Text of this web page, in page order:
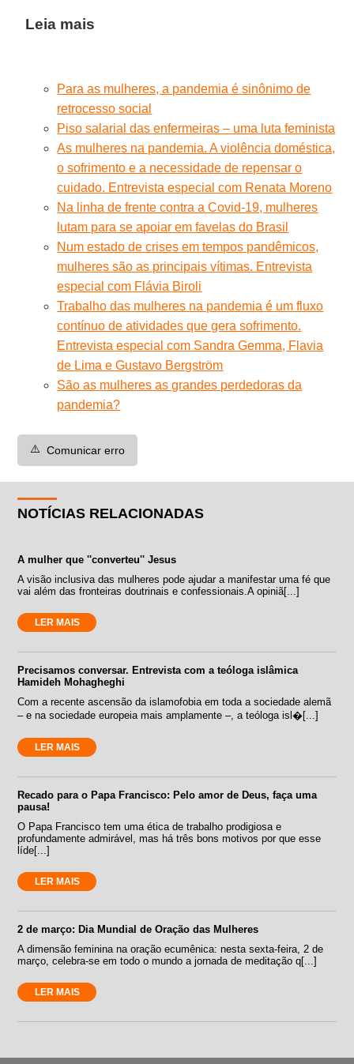
Leia mais
Para as mulheres, a pandemia é sinônimo de
retrocesso social
Piso salarial das enfermeiras – uma luta feminista
As mulheres na pandemia. A violência doméstica,
o sofrimento e a necessidade de repensar o
cuidado. Entrevista especial com Renata Moreno
Na linha de frente contra a Covid-19, mulheres
lutam para se apoiar em favelas do Brasil
Num estado de crises em tempos pandêmicos,
mulheres são as principais vítimas. Entrevista
especial com Flávia Biroli
Trabalho das mulheres na pandemia é um fluxo
contínuo de atividades que gera sofrimento.
Entrevista especial com Sandra Gemma, Flavia
de Lima e Gustavo Bergström
São as mulheres as grandes perdedoras da
pandemia?
⚠️ Comunicar erro
NOTÍCIAS RELACIONADAS
A mulher que ''converteu'' Jesus
A visão inclusiva das mulheres pode ajudar a manifestar uma fé que
vai além das fronteiras doutrinais e confessionais.A opiniã[...]
LER MAIS
Precisamos conversar. Entrevista com a teóloga islâmica
Hamideh Mohagheghi
Com a recente ascensão da islamofobia em toda a sociedade alemã
– e na sociedade europeia mais amplamente –, a teóloga isl�[...]
LER MAIS
Recado para o Papa Francisco: Pelo amor de Deus, faça uma
pausa!
O Papa Francisco tem uma ética de trabalho prodigiosa e
profundamente admirável, mas há três bons motivos por que esse
líde[...]
LER MAIS
2 de março: Dia Mundial de Oração das Mulheres
A dimensão feminina na oração ecumênica: nesta sexta-feira, 2 de
março, celebra-se em todo o mundo a jornada de meditação q[...]
LER MAIS